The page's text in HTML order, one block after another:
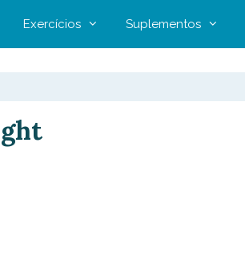
Exercícios Suplementos